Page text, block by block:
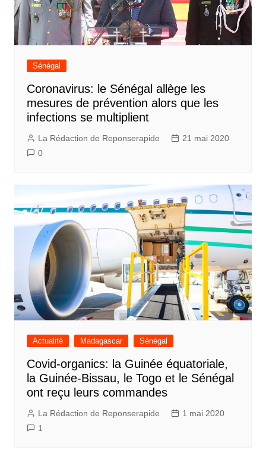
Sénégal
Coronavirus: le Sénégal allège les
mesures de prévention alors que les
infections se multiplient
La Rédaction de Reponserapide
21 mai 2020
0
Actualité Madagascar Sénégal
Covid-organics: la Guinée équatoriale,
la Guinée-Bissau, le Togo et le Sénégal
ont reçu leurs commandes
La Rédaction de Reponserapide
1 mai 2020
1